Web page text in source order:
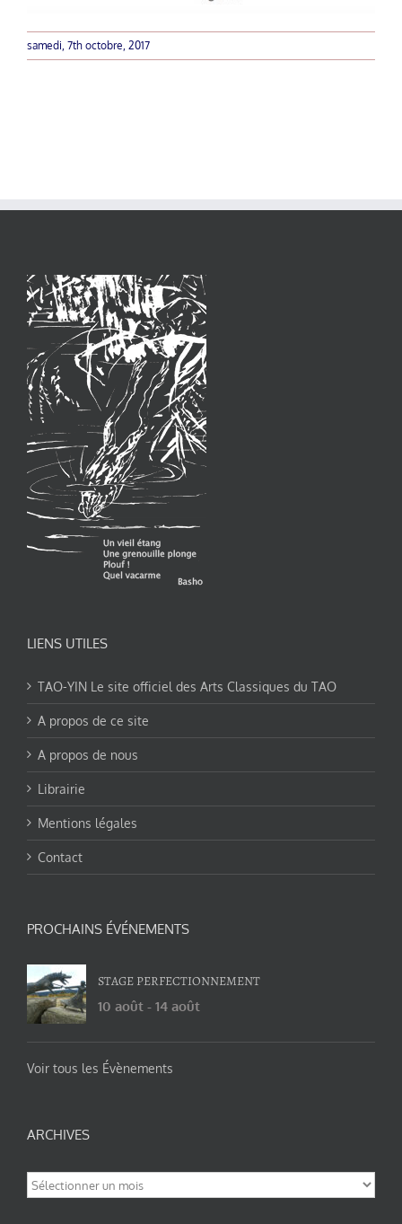
samedi, 7th octobre, 2017
LIENS UTILES
TAO-YIN Le site officiel des Arts Classiques du TAO
A propos de ce site
A propos de nous
Librairie
Mentions légales
Contact
PROCHAINS ÉVÉNEMENTS
STAGE PERFECTIONNEMENT
10 août - 14 août
Voir tous les Évènements
ARCHIVES
Archives